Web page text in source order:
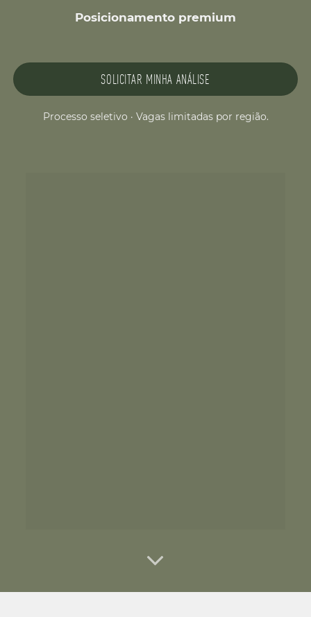
Posicionamento premium
SOLICITAR MINHA ANÁLISE
Processo seletivo · Vagas limitadas por região.